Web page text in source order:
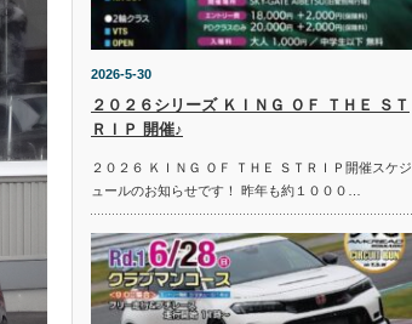
2026-5-30
２０２６シリーズ ＫＩＮＧ ＯＦ ＴＨＥ ＳＴ
ＲＩＰ 開催♪
２０２６ ＫＩＮＧ ＯＦ ＴＨＥ ＳＴＲＩＰ開催スケジ
ュールのお知らせです！ 昨年も約１０００…